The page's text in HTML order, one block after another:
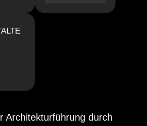
Architekturführung durch